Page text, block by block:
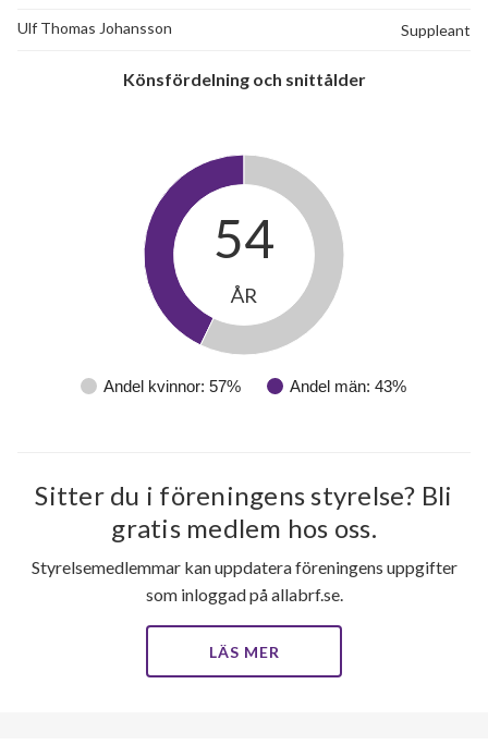
Ulf Thomas Johansson Suppleant
Könsfördelning och snittålder
Andel kvinnor: 57% Andel män: 43%
54
ÅR
Sitter du i föreningens styrelse? Bli
gratis medlem hos oss.
Styrelsemedlemmar kan uppdatera föreningens uppgifter
som inloggad på allabrf.se.
LÄS MER